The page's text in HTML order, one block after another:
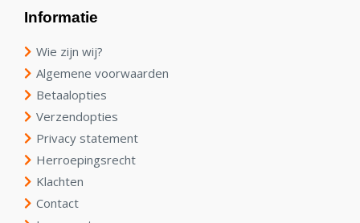
Informatie
Wie zijn wij?
Algemene voorwaarden
Betaalopties
Verzendopties
Privacy statement
Herroepingsrecht
Klachten
Contact